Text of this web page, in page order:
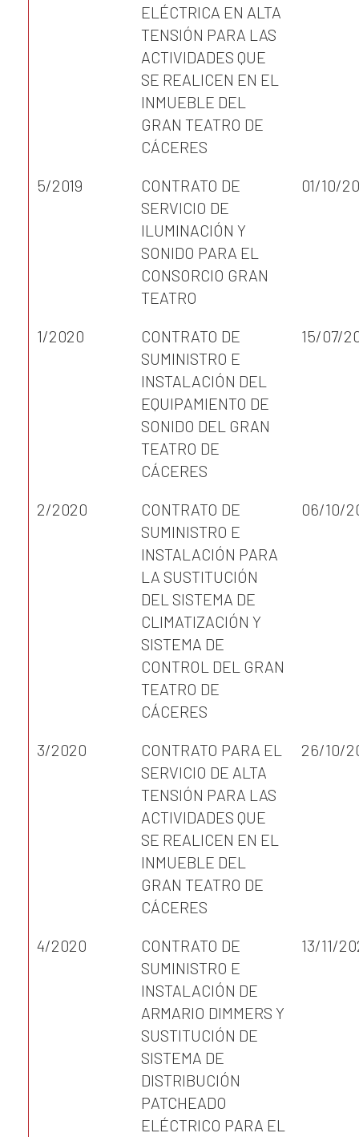
ELÉCTRICA EN ALTA
TENSIÓN PARA LAS
ACTIVIDADES QUE
SE REALICEN EN EL
INMUEBLE DEL
GRAN TEATRO DE
CÁCERES
5/2019
CONTRATO DE
SERVICIO DE
ILUMINACIÓN Y
SONIDO PARA EL
CONSORCIO GRAN
TEATRO
01/10/
1/2020
CONTRATO DE
SUMINISTRO E
INSTALACIÓN DEL
EQUIPAMIENTO DE
SONIDO DEL GRAN
TEATRO DE
CÁCERES
15/07/
2/2020
CONTRATO DE
SUMINISTRO E
INSTALACIÓN PARA
LA SUSTITUCIÓN
DEL SISTEMA DE
CLIMATIZACIÓN Y
SISTEMA DE
CONTROL DEL GRAN
TEATRO DE
CÁCERES
06/10/
3/2020
CONTRATO PARA EL
SERVICIO DE ALTA
TENSIÓN PARA LAS
ACTIVIDADES QUE
SE REALICEN EN EL
INMUEBLE DEL
GRAN TEATRO DE
CÁCERES
26/10/
4/2020
CONTRATO DE
SUMINISTRO E
INSTALACIÓN DE
ARMARIO DIMMERS Y
SUSTITUCIÓN DE
SISTEMA DE
DISTRIBUCIÓN
PATCHEADO
ELÉCTRICO PARA EL
13/11/